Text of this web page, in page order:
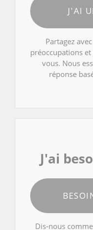
J'AI
Partagez
préoccupations
vous. Nous
réponse
J'ai
Dis-nous